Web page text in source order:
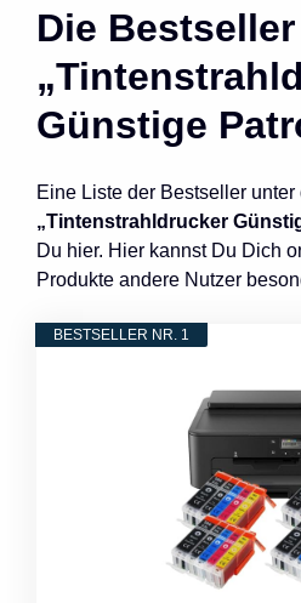
Die
Günstige
Eine Liste der Bestseller
„Tintenstrahldrucker
Du hier. Hier kannst Du Dich
Produkte andere Nutzer
BESTSELLER NR. 1